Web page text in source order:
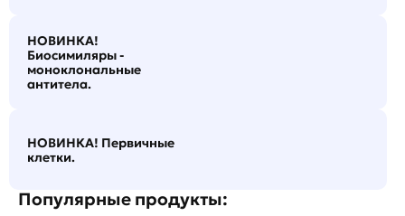
НОВИНКА!
Биосимиляры -
моноклональные
антитела.
НОВИНКА! Первичные
клетки.
Популярные продукты: